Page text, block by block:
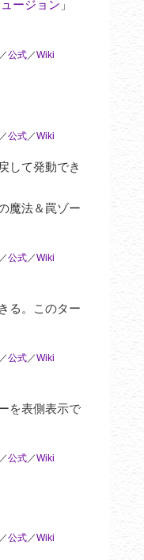
ージョン 」
公式／Wiki
公式／Wiki
して発動でき
魔法＆罠ゾー
公式／Wiki
る。このター
公式／Wiki
を表側表示で
公式／Wiki
公式／Wiki